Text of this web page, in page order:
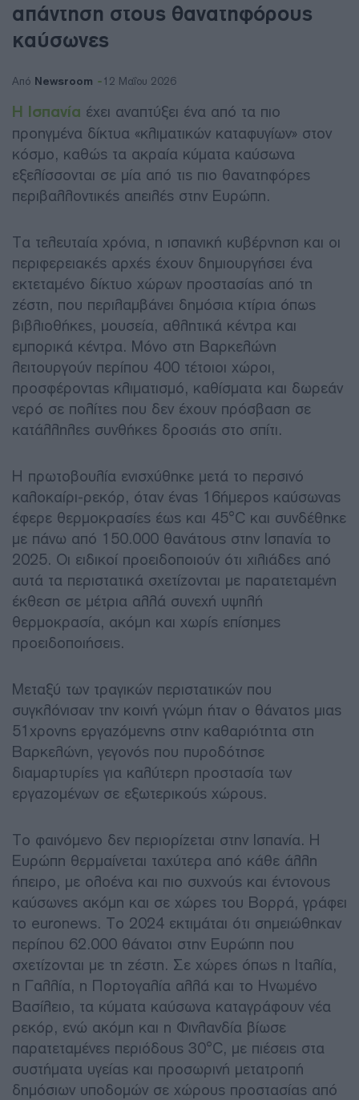
απάντηση στους θανατηφόρους
καύσωνες
Από Newsroom 12 Μαΐου 2026
Η Ισπανία έχει αναπτύξει ένα από τα πιο
προηγμένα δίκτυα «κλιματικών καταφυγίων» στον
κόσμο, καθώς τα ακραία κύματα καύσωνα
εξελίσσονται σε μία από τις πιο θανατηφόρες
περιβαλλοντικές απειλές στην Ευρώπη.
Τα τελευταία χρόνια, η ισπανική κυβέρνηση και οι
περιφερειακές αρχές έχουν δημιουργήσει ένα
εκτεταμένο δίκτυο χώρων προστασίας από τη
ζέστη, που περιλαμβάνει δημόσια κτίρια όπως
βιβλιοθήκες, μουσεία, αθλητικά κέντρα και
εμπορικά κέντρα. Μόνο στη Βαρκελώνη
λειτουργούν περίπου 400 τέτοιοι χώροι,
προσφέροντας κλιματισμό, καθίσματα και δωρεάν
νερό σε πολίτες που δεν έχουν πρόσβαση σε
κατάλληλες συνθήκες δροσιάς στο σπίτι.
Η πρωτοβουλία ενισχύθηκε μετά το περσινό
καλοκαίρι-ρεκόρ, όταν ένας 16ήμερος καύσωνας
έφερε θερμοκρασίες έως και 45°C και συνδέθηκε
με πάνω από 150.000 θανάτους στην Ισπανία το
2025. Οι ειδικοί προειδοποιούν ότι χιλιάδες από
αυτά τα περιστατικά σχετίζονται με παρατεταμένη
έκθεση σε μέτρια αλλά συνεχή υψηλή
θερμοκρασία, ακόμη και χωρίς επίσημες
προειδοποιήσεις.
Μεταξύ των τραγικών περιστατικών που
συγκλόνισαν την κοινή γνώμη ήταν ο θάνατος μιας
51χρονης εργαζόμενης στην καθαριότητα στη
Βαρκελώνη, γεγονός που πυροδότησε
διαμαρτυρίες για καλύτερη προστασία των
εργαζομένων σε εξωτερικούς χώρους.
Το φαινόμενο δεν περιορίζεται στην Ισπανία. Η
Ευρώπη θερμαίνεται ταχύτερα από κάθε άλλη
ήπειρο, με ολοένα και πιο συχνούς και έντονους
καύσωνες ακόμη και σε χώρες του Βορρά, γράφει
το euronews. Το 2024 εκτιμάται ότι σημειώθηκαν
περίπου 62.000 θάνατοι στην Ευρώπη που
σχετίζονται με τη ζέστη. Σε χώρες όπως η Ιταλία,
η Γαλλία, η Πορτογαλία αλλά και το Ηνωμένο
Βασίλειο, τα κύματα καύσωνα καταγράφουν νέα
ρεκόρ, ενώ ακόμη και η Φινλανδία βίωσε
παρατεταμένες περιόδους 30°C, με πιέσεις στα
συστήματα υγείας και προσωρινή μετατροπή
δημόσιων υποδομών σε χώρους προστασίας από